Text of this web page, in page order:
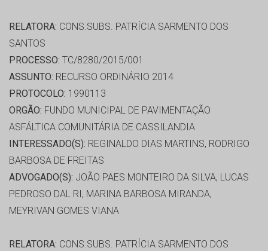
RELATORA: CONS.SUBS. PATRÍCIA SARMENTO DOS
SANTOS
PROCESSO: TC/8280/2015/001
ASSUNTO: RECURSO ORDINÁRIO 2014
PROTOCOLO: 1990113
ORGÃO: FUNDO MUNICIPAL DE PAVIMENTAÇÃO
ASFÁLTICA COMUNITÁRIA DE CASSILANDIA
INTERESSADO(S): REGINALDO DIAS MARTINS, RODRIGO
BARBOSA DE FREITAS
ADVOGADO(S): JOÃO PAES MONTEIRO DA SILVA, LUCAS
PEDROSO DAL RI, MARINA BARBOSA MIRANDA,
MEYRIVAN GOMES VIANA
RELATORA: CONS.SUBS. PATRÍCIA SARMENTO DOS